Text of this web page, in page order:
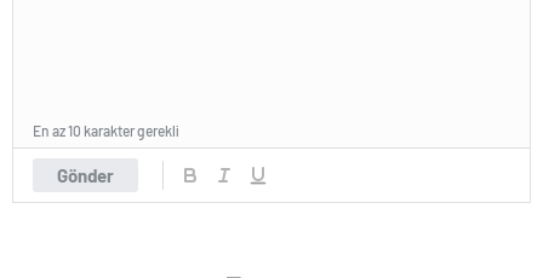
Gönder
En az 10 karakter gerekli